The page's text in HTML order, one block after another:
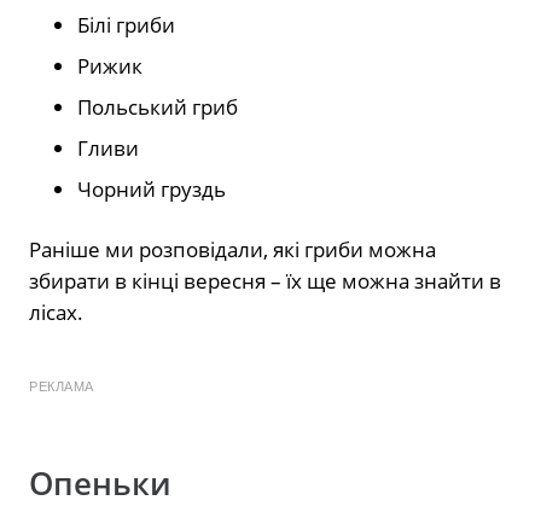
Білі гриби
Рижик
Польський гриб
Гливи
Чорний груздь
Раніше ми розповідали, які гриби можна
збирати в кінці вересня – їх ще можна знайти в
лісах.
РЕКЛАМА
Опеньки